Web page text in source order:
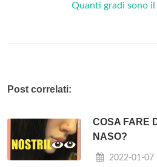
Quanti gradi sono
Post correlati:
COSA FARE
NASO?
2022-01-07